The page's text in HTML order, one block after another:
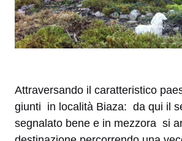
Attraversando il caratteristico
giunti in località Biaza: da qui il
segnalato bene e in mezzora si